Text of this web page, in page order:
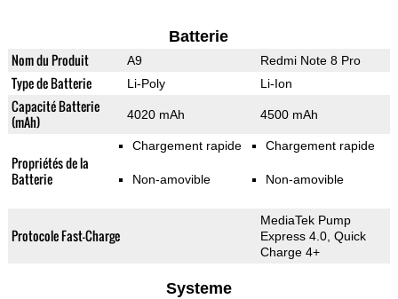
Batterie
Nom du Produit A9 Redmi Note 8 Pro
Type de Batterie Li-Poly Li-Ion
Capacité Batterie
(mAh)
4020 mAh 4500 mAh
Propriétés de la
Batterie
Chargement rapide
Non-amovible
Chargement rapide
Non-amovible
Protocole Fast-Charge
MediaTek Pump
Express 4.0, Quick
Charge 4+
Systeme